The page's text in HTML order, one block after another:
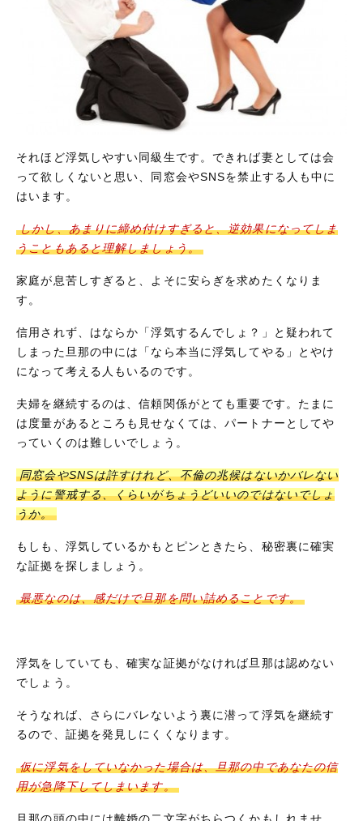
それほど浮気しやすい同級生です。できれば妻としては会
って欲しくないと思い、同窓会やSNSを禁止する人も中に
はいます。
しかし、あまりに締め付けすぎると、逆効果になってしま
うこともあると理解しましょう。
家庭が息苦しすぎると、よそに安らぎを求めたくなりま
す。
信用されず、はならか「浮気するんでしょ？」と疑われて
しまった旦那の中には「なら本当に浮気してやる」とやけ
になって考える人もいるのです。
夫婦を継続するのは、信頼関係がとても重要です。たまに
は度量があるところも見せなくては、パートナーとしてや
っていくのは難しいでしょう。
同窓会やSNSは許すけれど、不倫の兆候はないかバレない
ように警戒する、くらいがちょうどいいのではないでしょ
うか。
もしも、浮気しているかもとピンときたら、秘密裏に確実
な証拠を探しましょう。
最悪なのは、感だけで旦那を問い詰めることです。
浮気をしていても、確実な証拠がなければ旦那は認めない
でしょう。
そうなれば、さらにバレないよう裏に潜って浮気を継続す
るので、証拠を発見しにくくなります。
仮に浮気をしていなかった場合は、旦那の中であなたの信
用が急降下してしまいます。